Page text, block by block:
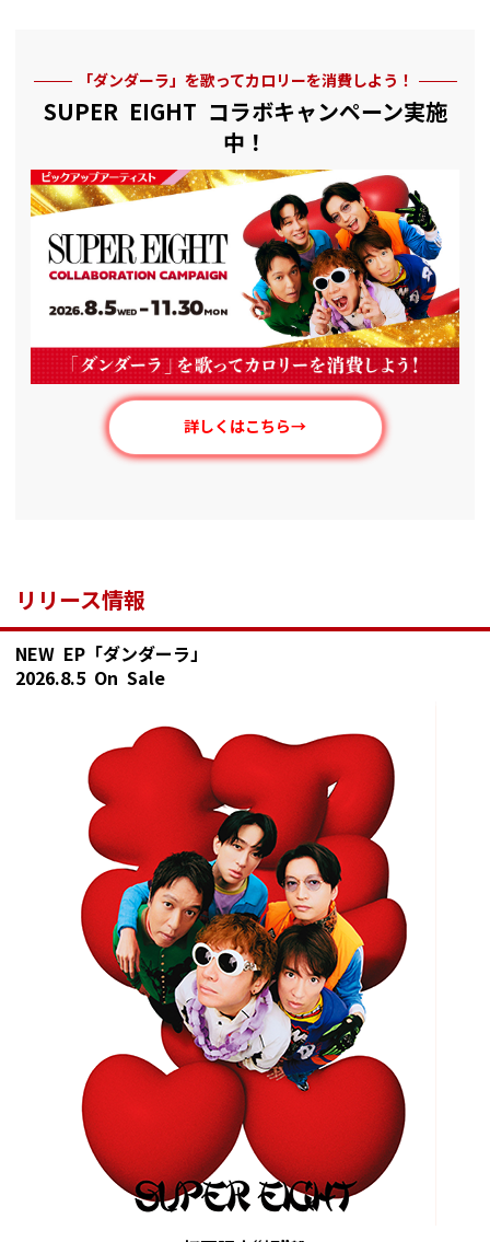
「ダンダーラ」を歌ってカロリーを消費しよう！
SUPER EIGHT コラボキャンペーン実施
中！
詳しくはこちら→
リリース情報
NEW EP「ダンダーラ」
2026.8.5 On Sale